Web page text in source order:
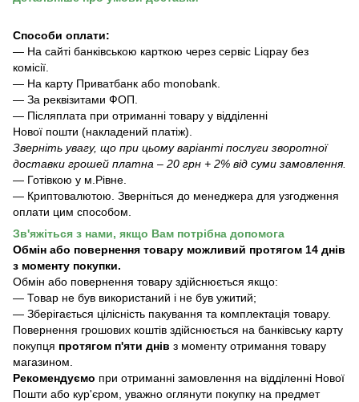
Способи оплати:
— На сайті банківською карткою через сервіс Liqpay без
комісії.
— На карту Приватбанк або monobank.
— За реквізитами ФОП.
— Післяплата при отриманні товару у відділенні
Нової пошти (накладений платіж).
Зверніть увагу, що при цьому варіанті послуги зворотної
доставки грошей платна – 20 грн + 2% від суми замовлення.
— Готівкою у м.Рівне.
— Криптовалютою. Зверніться до менеджера для узгодження
оплати цим способом.
Зв'яжіться з нами, якщо Вам потрібна допомога
Обмін або повернення товару можливий протягом 14 днів
з моменту покупки.
Обмiн або повернення товару здійснюється якщо:
— Товар не був використаний і не був ужитий;
— Зберiгається цілісність пакування та комплектація товару.
Повернення грошових коштів здійснюється на банківську карту
покупця протягом п'яти днів з моменту отримання товару
магазином.
Рекомендуємо при отриманні замовлення на відділенні Нової
Пошти або кур'єром, уважно оглянути покупку на предмет